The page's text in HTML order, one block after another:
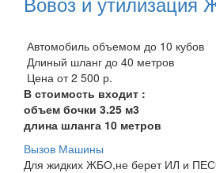
Автомобиль объемом до 10 кубов
Длиный шланг до 40 метров
Цена от 2 500 р.
В стоимость входит :
объем бочки 3.25 м3
длина шланга 10 метров
Вызов Машины
Для жидких ЖБО,не берет ИЛ и